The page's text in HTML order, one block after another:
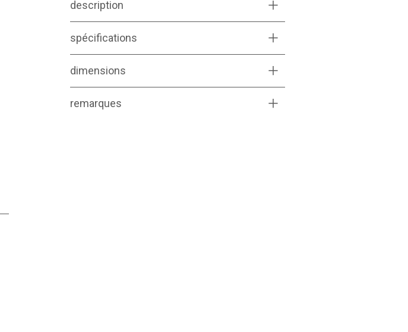
description
spécifications
dimensions
remarques